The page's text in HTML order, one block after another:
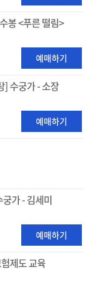
봉 <푸른 떨림>
예매하기
] 수궁가 - 소장
예매하기
가 - 김세미
예매하기
제도 교육